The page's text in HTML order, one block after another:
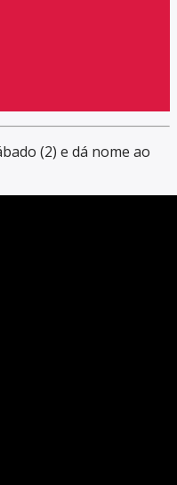
(2) e dá nome ao